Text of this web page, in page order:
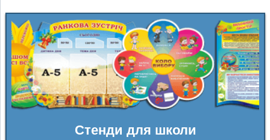
Стенди для школи